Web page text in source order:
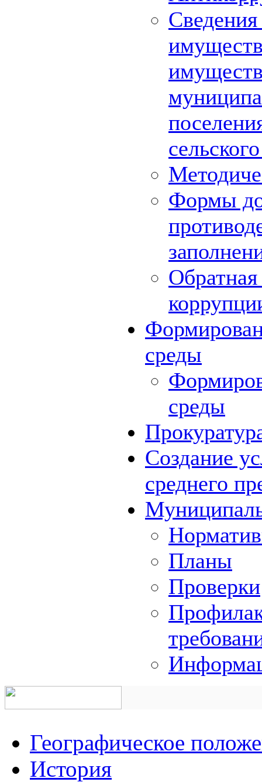
Формы
среды
среды
Создание
среднего
Планы
Проверки
Географическое
История